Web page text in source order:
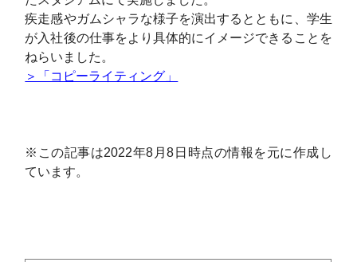
疾走感やガムシャラな様子を演出するとともに、学生
が入社後の仕事をより具体的にイメージできることを
ねらいました。
＞「コピーライティング」
※この記事は2022年8月8日 時点の情報を元に作成し
ています。